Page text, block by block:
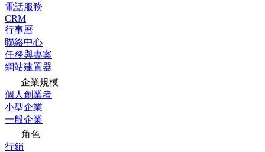
電話服務
CRM
行事曆
聯絡中心
任務與專案
網站建置器
企業規模
個人創業者
小型企業
一般企業
角色
行銷